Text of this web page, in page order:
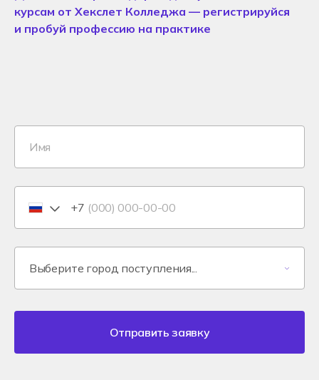
курсам от Хекслет Колледжа — регистрируйся
и пробуй профессию на практике
+7
Отправить заявку